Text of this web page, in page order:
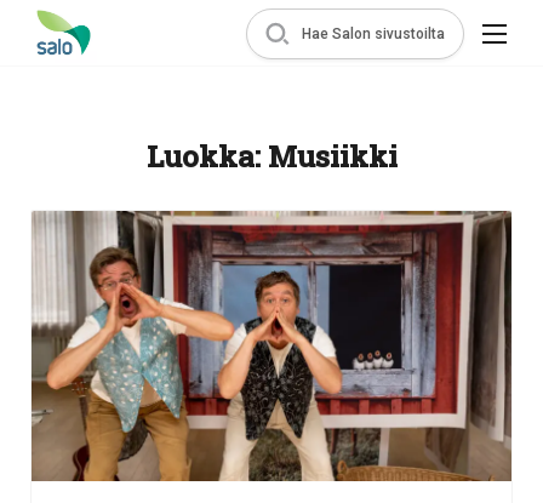
Hae Salon sivustoilta
Luokka: Musiikki